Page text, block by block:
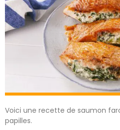
Voici une recette de saumon
papilles.